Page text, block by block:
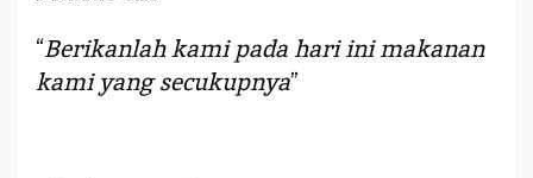
U
H
A
“Berikanlah kami pada hari ini makanan
kami yang secukupnya”